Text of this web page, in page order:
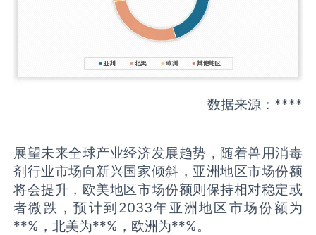
数据来源：****
展望未来全球产业经济发展趋势，随着兽用消毒
剂行业市场向新兴国家倾斜，亚洲地区市场份额
将会提升，欧美地区市场份额则保持相对稳定或
者微跌，预计到2033年亚洲地区市场份额为
**%，北美为**%，欧洲为**%。